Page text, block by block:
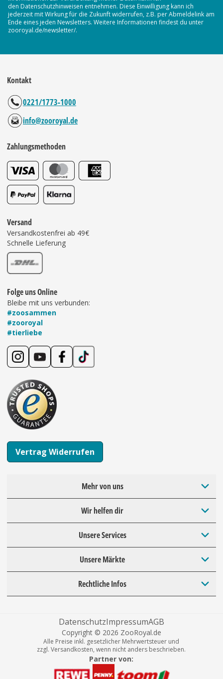
den Datenschutzhinweisen entnehmen. Diese Einwilligung kann ich
jederzeit mit Wirkung für die Zukunft widerrufen, z.B. per Abmeldelink am
Ende eines jeden Newsletters. Weitere Informationen findest du unter
zooroyal.de/newsletter/.
Kontakt
0221/1773-1000
info@zooroyal.de
Zahlungsmethoden
Versand
Versandkostenfrei ab 49€
Schnelle Lieferung
Folge uns Online
Bleibe mit uns verbunden:
#zoosammen
#zooroyal
#tierliebe
Vertrag Widerrufen
Mehr von uns
Wir helfen dir
Unsere Services
Unsere Märkte
Rechtliche Infos
DatenschutzImpressumAGB
Copyright © 2026 ZooRoyal.de
Alle Preise inkl. gesetzlicher Mehrwertsteuer und
zzgl. Versandkosten, wenn nicht anders beschrieben.
Partner von: